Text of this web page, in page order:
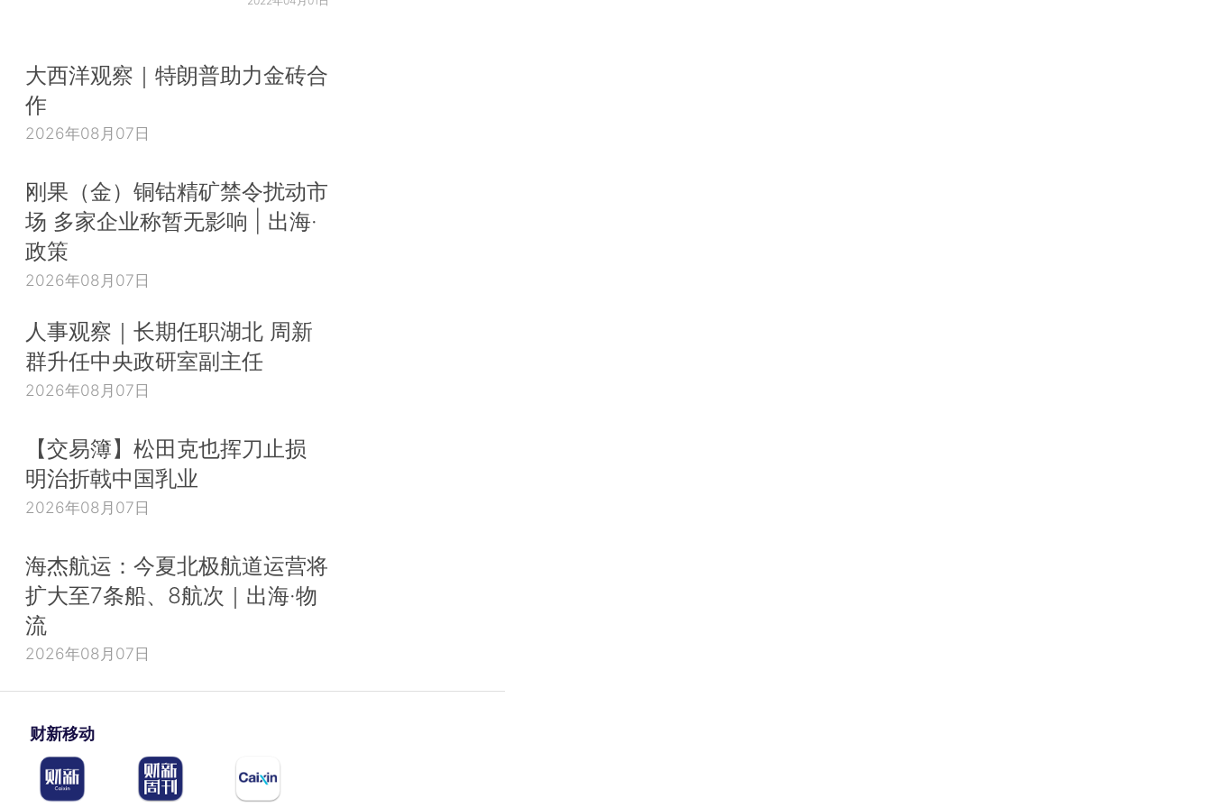
大西洋观察｜特朗普助力金砖合
作
2026年08月07日
刚果（金）铜钴精矿禁令扰动市
场 多家企业称暂无影响 | 出海·
政策
2026年08月07日
人事观察｜长期任职湖北 周新
群升任中央政研室副主任
2026年08月07日
【交易簿】松田克也挥刀止损
明治折戟中国乳业
2026年08月07日
海杰航运：今夏北极航道运营将
扩大至7条船、8航次｜出海·物
流
2026年08月07日
财新移动